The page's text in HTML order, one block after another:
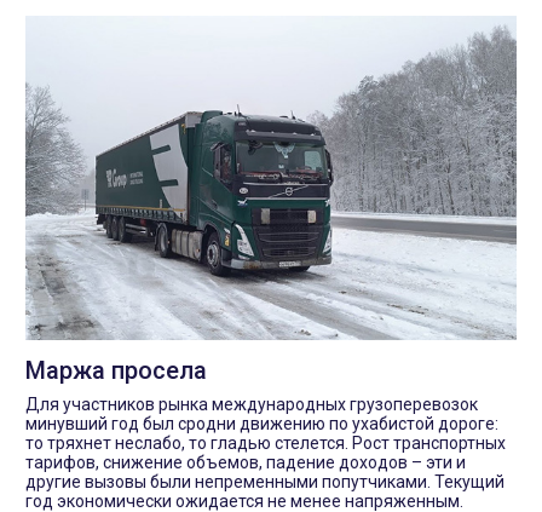
Маржа просела
Для участников рынка международных грузоперевозок
минувший год был сродни движению по ухабистой дороге:
то тряхнет неслабо, то гладью стелется. Рост транспортных
тарифов, снижение объемов, падение доходов – эти и
другие вызовы были непременными попутчиками. Текущий
год экономически ожидается не менее напряженным.